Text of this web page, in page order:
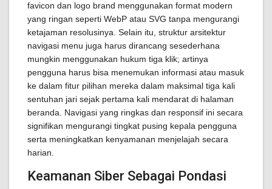
favicon dan logo brand menggunakan format modern
yang ringan seperti WebP atau SVG tanpa mengurangi
ketajaman resolusinya. Selain itu, struktur arsitektur
navigasi menu juga harus dirancang sesederhana
mungkin menggunakan hukum tiga klik; artinya
pengguna harus bisa menemukan informasi atau masuk
ke dalam fitur pilihan mereka dalam maksimal tiga kali
sentuhan jari sejak pertama kali mendarat di halaman
beranda. Navigasi yang ringkas dan responsif ini secara
signifikan mengurangi tingkat pusing kepala pengguna
serta meningkatkan kenyamanan menjelajah secara
harian.
Keamanan Siber Sebagai Pondasi